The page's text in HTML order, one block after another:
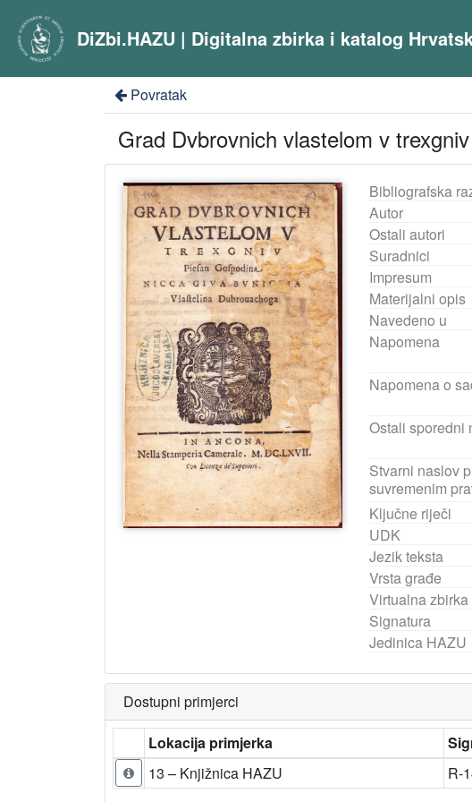
DiZbi.HAZU | Digitalna zbirka i katalog
Povratak
Grad Dvbrovnich vlastelom v
Bibliografska
Autor
Ostali autori
Suradnici
Impresum
Materijalni opis
Navedeno u
Napomena
Napomena o
Ostali sporedni
Stvarni naslov
suvremenim
Ključne riječi
UDK
Jezik teksta
Vrsta građe
Virtualna zbirka
Signatura
Jedinica HAZU
Dostupni primjerci
Lokacija primjerka
13 – Knjižnica HAZU
R-